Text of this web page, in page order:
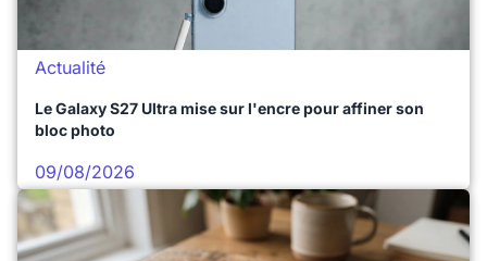
Actualité
Le Galaxy S27 Ultra mise sur l'encre pour affiner son
bloc photo
09/08/2026